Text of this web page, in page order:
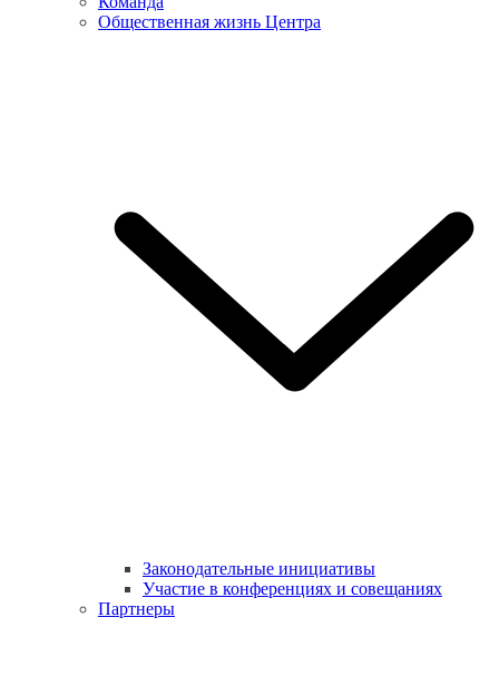
Общественная жизнь Центра
Законодательные инициативы
Участие в конференциях и совещаниях
Партнеры